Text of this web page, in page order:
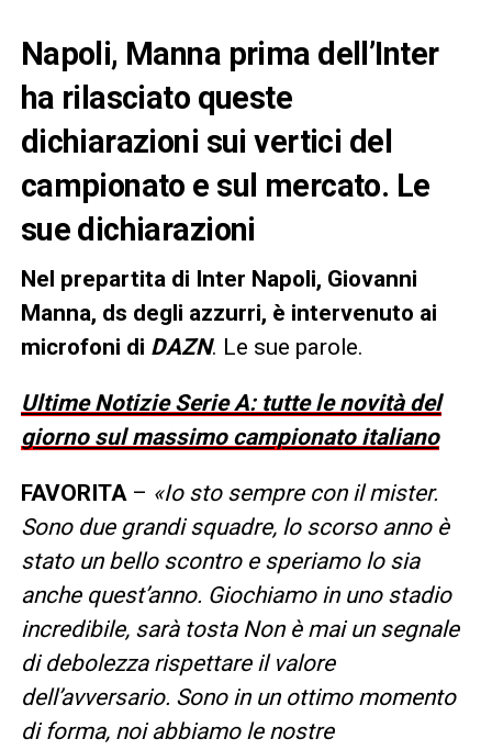
Napoli, Manna prima dell’Inter
ha rilasciato queste
dichiarazioni sui vertici del
campionato e sul mercato. Le
sue dichiarazioni
Nel prepartita di Inter Napoli, Giovanni
Manna, ds degli azzurri, è intervenuto ai
microfoni di DAZN. Le sue parole.
Ultime Notizie Serie A: tutte le novità del
giorno sul massimo campionato italiano
FAVORITA – «Io sto sempre con il mister.
Sono due grandi squadre, lo scorso anno è
stato un bello scontro e speriamo lo sia
anche quest’anno. Giochiamo in uno stadio
incredibile, sarà tosta Non è mai un segnale
di debolezza rispettare il valore
dell’avversario. Sono in un ottimo momento
di forma, noi abbiamo le nostre